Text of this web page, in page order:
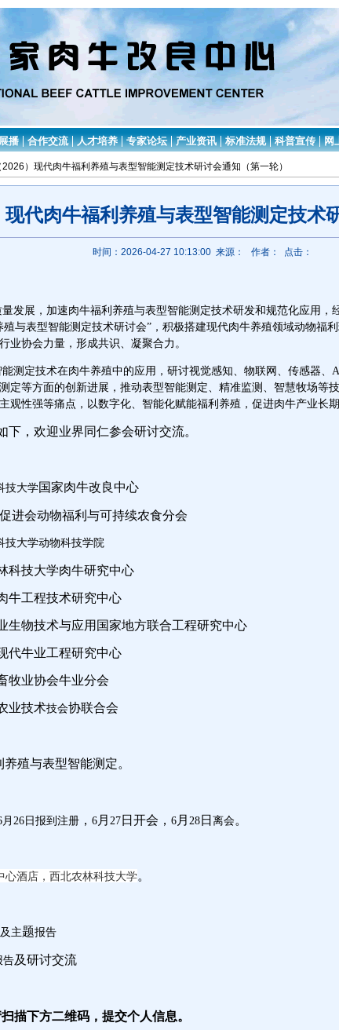
播 合作交流 人才培养 专家论坛 产业资讯 标准法规 科普宣传 网
）现代肉牛福利养殖与表型智能测定技术研讨会通知（第一轮）
现代肉牛福利养殖与表型智能测定技术
时间：2026-04-27 10:13:00 来源： 作者： 点击：
发展，加速肉牛福利养殖与表型智能测定技术研发和规范化应用，
殖与表型智能测定技术研讨会”，积极搭建现代肉牛养殖领域动物福
业协会力量，形成共识、凝聚合力。
测定技术在肉牛养殖中的应用，研讨视觉感知、物联网、传感器、
定等方面的创新进展，推动表型智能测定、精准监测、智慧牧场等
观性强等痛点，以数字化、智能化赋能福利养殖，促进肉牛产业长
下，欢迎业界同仁参会研讨交流。
技大学国家肉牛改良中心
进会动物福利与可持续农食分会
技大学动物科技学院
科技大学肉牛研究中心
牛工程技术研究中心
生物技术与应用 国家地方联合工程研究中心
代牛业工程研究中心
牧业协会牛业分会
业技术技会协联合会
养殖与表型智能测定。
月 26 日报到注册 ， 6 月 27 日开会， 6 月 28 日 离会。
心酒店，西北农林科技大学。
主题报告
告及研讨交流
描下方二维码，提交个人信息。